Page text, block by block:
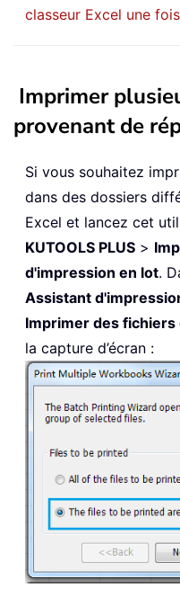
classeur Excel une
Imprimer
provenant de
Si vous souhaitez
dans des dossiers
Excel et lancez cet
KUTOOLS PLUS >
d'impression en lot.
Assistant
Imprimer des
la capture d’écran :